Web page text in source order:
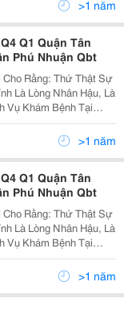
>1 năm
Q1 Quận Tân
Phú Nhuận Qbt
Cho Rằng: Thứ Thật Sự
Là Lòng Nhân Hậu, Là
Vụ Khám Bệnh Tại
Cầu Của Khách Hàng
Khỏe, Tuổi Tác,>1 năm
Q1 Quận Tân
Phú Nhuận Qbt
Cho Rằng: Thứ Thật Sự
Là Lòng Nhân Hậu, Là
Vụ Khám Bệnh Tại
Cầu Của Khách Hàng
Khỏe, Tuổi Tác,>1 năm